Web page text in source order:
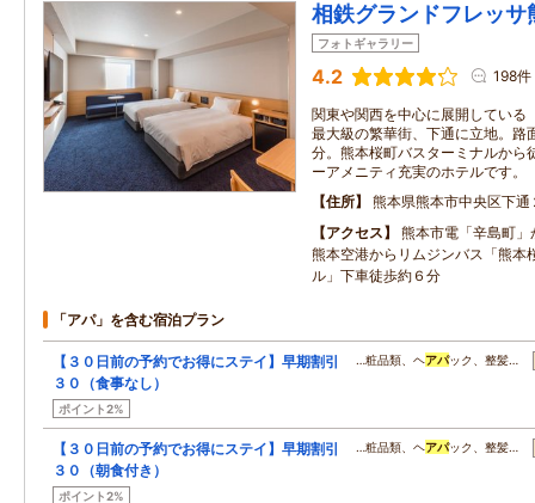
相鉄グランドフレッサ
フォトギャラリー
4.2 198件
関東や関西を中心に展開している
最大級の繁華街、下通に立地。路
分。熊本桜町バスターミナルから
ーアメニティ充実のホテルです。
住所
熊本県熊本市中央区下
アクセス
熊本市電「辛島町
熊本空港からリムジンバス「熊本
ル」下車徒歩約６分
「アパ」を含む宿泊プラン
【３０日前の予約でお得にステイ】早期割引
３０（食事なし）
ポイント2%
…粧品類、ヘアパック、整髪…
【３０日前の予約でお得にステイ】早期割引
３０（朝食付き）
ポイント2%
…粧品類、ヘアパック、整髪…